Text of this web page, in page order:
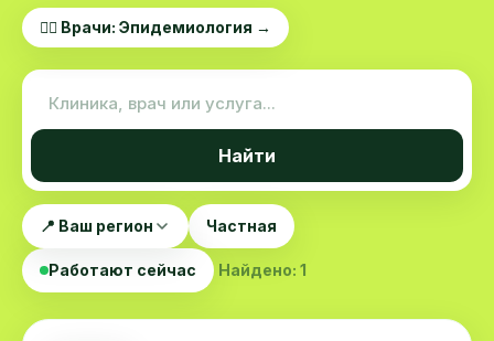
👨‍⚕️ Врачи: Эпидемиология →
Найти
📍 Ваш регион Частная
Работают сейчас Найдено: 1